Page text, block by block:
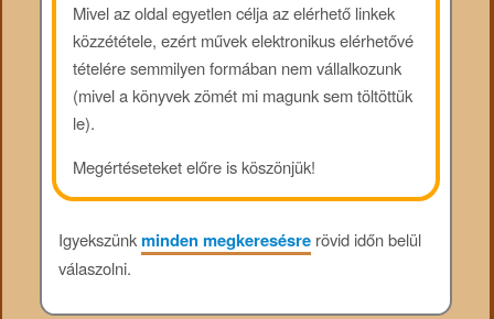
Mivel az oldal egyetlen célja az elérhető linkek
közzététele, ezért művek elektronikus elérhetővé
tételére semmilyen formában nem vállalkozunk
(mivel a könyvek zömét mi magunk sem töltöttük
le).
Megértéseteket előre is köszönjük!
Igyekszünkminden megkeresésrerövid időn belül
válaszolni.